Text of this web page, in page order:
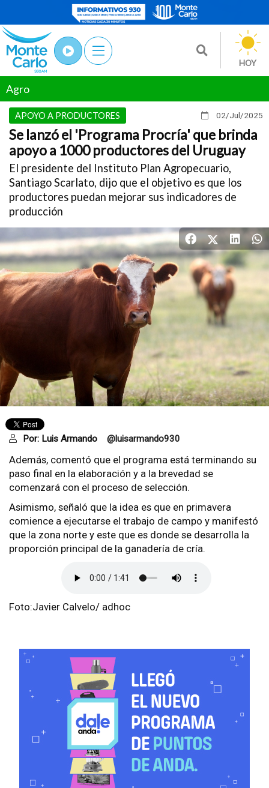
HOY
Agro
02/Jul/2025
APOYO A PRODUCTORES
Se lanzó el 'Programa Procría' que brinda
apoyo a 1000 productores del Uruguay
El presidente del Instituto Plan Agropecuario,
Santiago Scarlato, dijo que el objetivo es que los
productores puedan mejorar sus indicadores de
producción
Por: Luis Armando @luisarmando930
Además, comentó que el programa está terminando su
paso final en la elaboración y a la brevedad se
comenzará con el proceso de selección.
Asimismo, señaló que la idea es que en primavera
comience a ejecutarse el trabajo de campo y manifestó
que la zona norte y este que es donde se desarrolla la
proporción principal de la ganadería de cría.
Foto:Javier Calvelo/ adhoc